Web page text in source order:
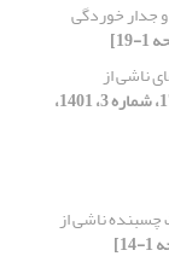
جدار خوردگی
ناشی از
[دوره 17، شماره 3، 1401،
ناشی از